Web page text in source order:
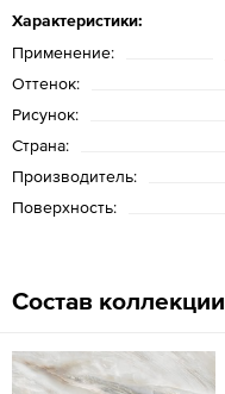
Характеристики:
Применение:
Оттенок:
Рисунок:
Страна:
Производитель:
Поверхность:
Состав коллекции